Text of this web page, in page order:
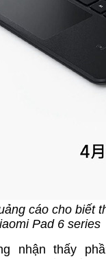
cáo cho biết
Pad 6 series
nhận thấy